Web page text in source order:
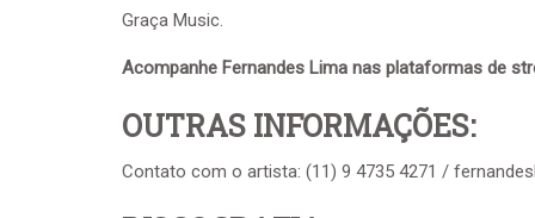
Graça Music.
Acompanhe Fernandes Lima nas plataformas de
OUTRAS INFORMAÇÕES:
Contato com o artista: (11) 9 4735 4271 /